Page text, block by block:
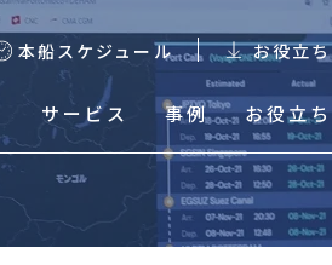
本船スケジュール お役立
サービス 事例 お役立